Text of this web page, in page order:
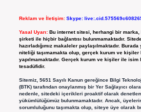
Reklam ve İletişim: Skype:
Yasal Uyarı: Bu internet sitesi, herhangi bir marka,
şirketi ile hiçbir bağlantısı bulunmamaktadır.
hazırladığımız makaleler paylaşılmaktadır.
niteliği taşımamakta olup, gerçek kurum ve kişiler
yapılmamaktadır. Gerçek kurum ve kişiler ile isim
tesadüfidir.
Sitemiz, 5651 Sayılı Kanun gereğince Bilgi
(BTK) tarafından onaylanmış bir Yer Sağlayıcı
nedenle, sitedeki içerikleri proaktif olarak
yükümlülüğümüz bulunmamaktadır. Ancak,
sorumluluğunu taşımakta olup, siteye üye olarak